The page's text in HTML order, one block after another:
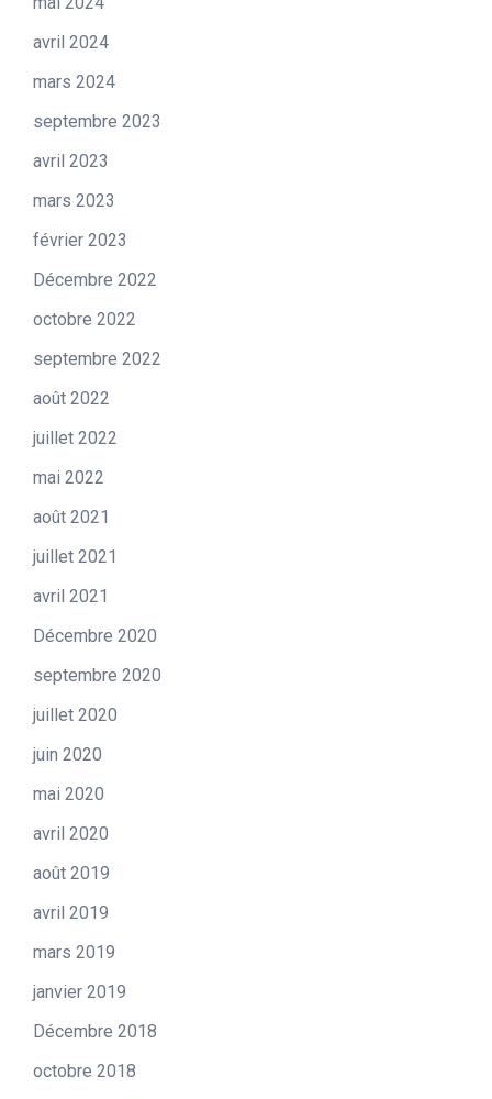
avril 2024
mars 2024
septembre 2023
avril 2023
mars 2023
février 2023
Décembre 2022
octobre 2022
septembre 2022
août 2022
juillet 2022
mai 2022
août 2021
juillet 2021
avril 2021
Décembre 2020
septembre 2020
juillet 2020
juin 2020
mai 2020
avril 2020
août 2019
avril 2019
mars 2019
janvier 2019
Décembre 2018
octobre 2018